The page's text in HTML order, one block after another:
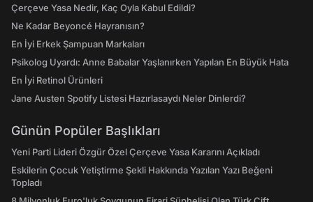
Çerçeve Yasa Nedir, Kaç Oyla Kabul Edildi?
Ne Kadar Beyoncé Hayranısın?
En İyi Erkek Şampuan Markaları
Psikolog Uyardı: Anne Babalar Yaşlanırken Yapılan En Büyük Hata
En İyi Retinol Ürünleri
Jane Austen Spotify Listesi Hazırlasaydı Neler Dinlerdi?
Günün Popüler Başlıkları
Yeni Parti Lideri Özgür Özel Çerçeve Yasa Kararını Açıkladı
Eskilerin Çocuk Yetiştirme Şekli Hakkında Yazılan Yazı Beğeni
Topladı